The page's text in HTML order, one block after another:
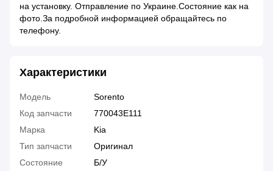
на установку. Отправление по Украине.Состояние как на
фото.За подробной информацией обращайтесь по
телефону.
Характеристики
Модель
Sorento
Код запчасти
770043E111
Марка
Kia
Тип запчасти
Оригинал
Состояние
Б/У